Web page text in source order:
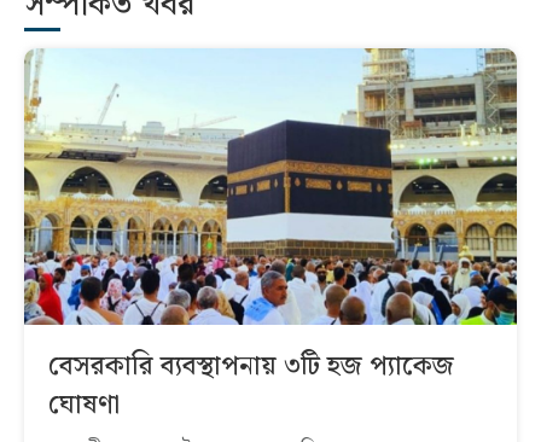
বেসরকারি ব্যবস্থাপনায় ৩টি হজ প্যাকেজ
ঘোষণা